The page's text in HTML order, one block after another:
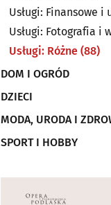
Usługi: Finansowe
Usługi: Fotografia i
Usługi: Różne (88)
DOM I OGRÓD
DZIECI
MODA, URODA I
SPORT I HOBBY